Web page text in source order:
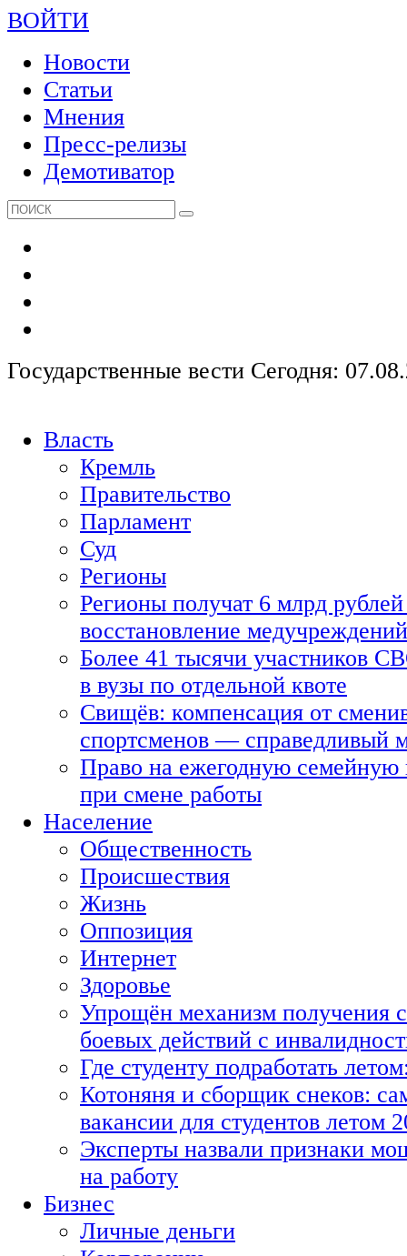
ВОЙТИ
Новости
Статьи
Мнения
Пресс-релизы
Демотиватор
Государственные вести Сегодня:
Власть
Кремль
Правительство
Парламент
Суд
Регионы
Регионы получат 6 млрд рублей
восстановление медучреждений
Более 41 тысячи участников
в вузы по отдельной квоте
Свищёв: компенсация от
спортсменов — справедливый
Право на ежегодную семейную
при смене работы
Население
Общественность
Происшествия
Жизнь
Оппозиция
Интернет
Здоровье
Упрощён механизм получения
боевых действий с
Где студенту подработать
Котоняня и сборщик снеков:
вакансии для студентов летом
Эксперты назвали признаки
на работу
Бизнес
Личные деньги